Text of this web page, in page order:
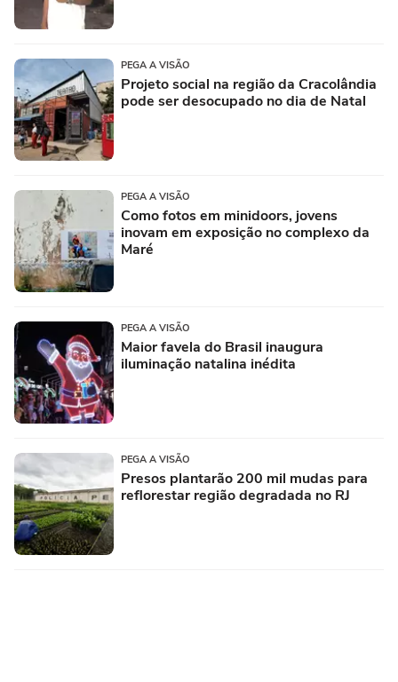
PEGA A VISÃO
Projeto social na região da Cracolândia
pode ser desocupado no dia de Natal
PEGA A VISÃO
Como fotos em minidoors, jovens
inovam em exposição no complexo da
Maré
PEGA A VISÃO
Maior favela do Brasil inaugura
iluminação natalina inédita
PEGA A VISÃO
Presos plantarão 200 mil mudas para
reflorestar região degradada no RJ